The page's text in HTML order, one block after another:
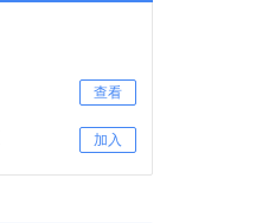
查看
加入